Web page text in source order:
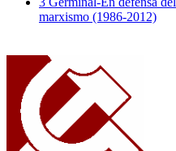
marxismo (1986-2012)